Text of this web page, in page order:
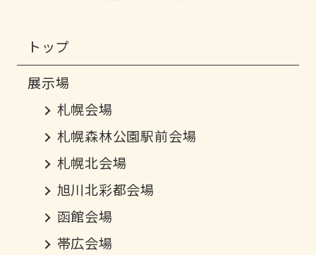
トップ
札幌会場
札幌森林公園駅前会場
札幌北会場
旭川北彩都会場
函館会場
帯広会場